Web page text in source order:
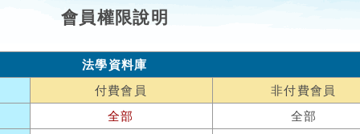
會員權限說明
法學資料庫
付費會員
非付費會員
全部 全部